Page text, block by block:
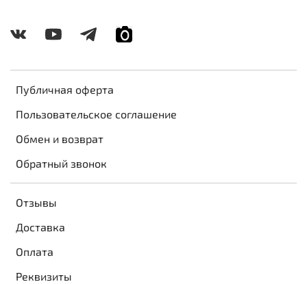
Публичная оферта
Пользовательское соглашение
Обмен и возврат
Обратный звонок
Отзывы
Доставка
Оплата
Реквизиты